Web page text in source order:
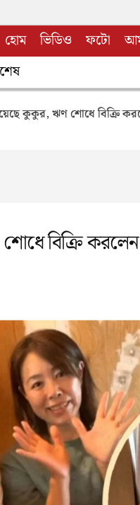
হোম ভিডিও ফটো
কুকুর, ঋণ শোধে বিক্রি
বিক্রি করলেন